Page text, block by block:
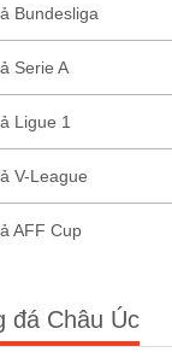
Bundesliga
Serie A
Ligue 1
V-League
AFF Cup
đá Châu Úc